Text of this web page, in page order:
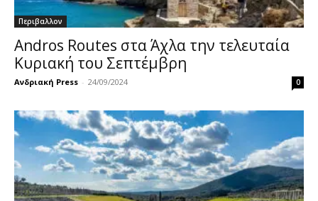
Περιβαλλον
Andros Routes στα Άχλα την τελευταία
Κυριακή του Σεπτέμβρη
Ανδριακή Press - 24/09/2024 0